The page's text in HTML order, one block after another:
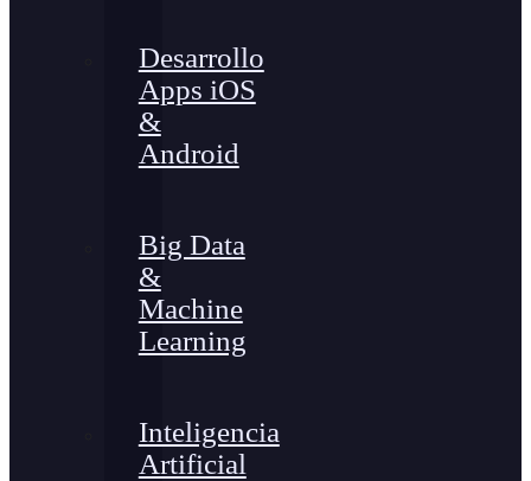
Desarrollo
Apps iOS
&
Android
Big Data
&
Machine
Learning
Inteligencia
Artificial